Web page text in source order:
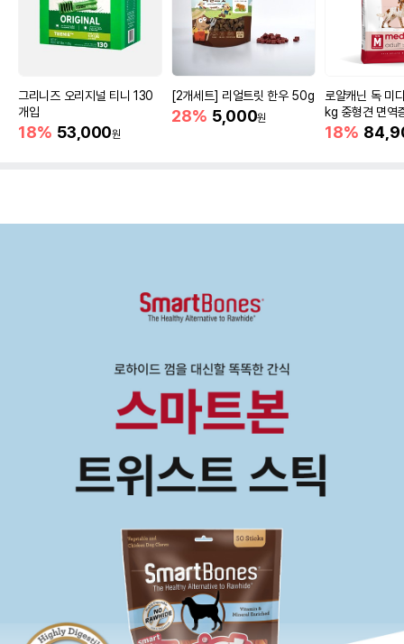
그리니즈 오리지널 티니 130
개입
18% 53,000원
[2개세트] 리얼트릿 한우 50g
28% 5,000원
로얄캐닌 독 미
kg 중형견 면역
18%